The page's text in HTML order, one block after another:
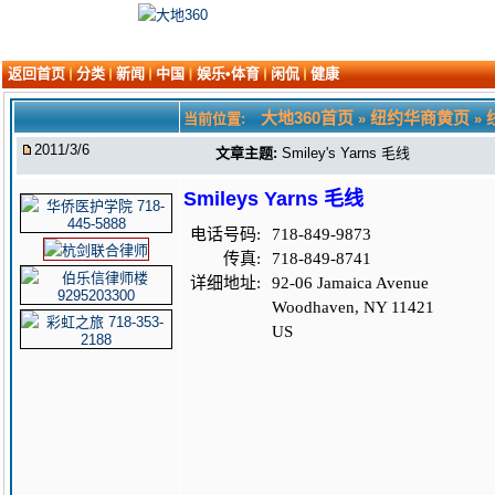
返回首页 分类 新闻 中国 娱乐•体育 闲侃 健康
当前位置: 大地360首页»纽约华商黄页»
2011/3/6 文章主题: Smiley's Yarns 毛线
Smileys Yarns 毛线
电话号码:
传真:
详细地址:
718-849-9873
718-849-8741
92-06 Jamaica Avenue
Woodhaven, NY 11421
US